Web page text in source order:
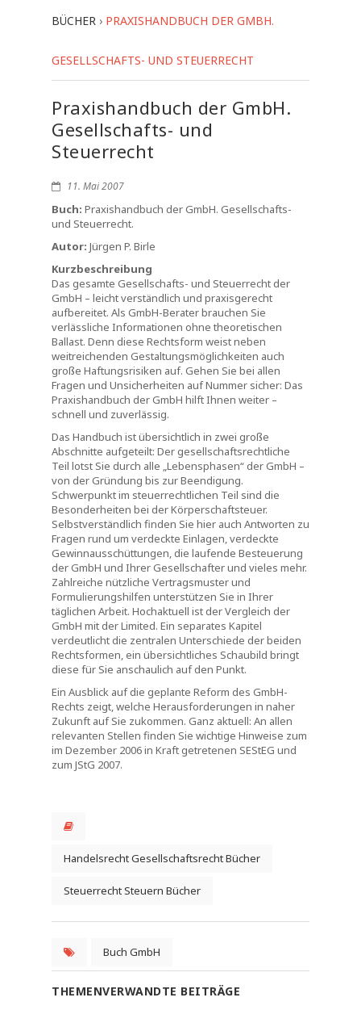
BÜCHER › PRAXISHANDBUCH DER GMBH.
GESELLSCHAFTS- UND STEUERRECHT
Praxishandbuch der GmbH.
Gesellschafts- und
Steuerrecht
11. Mai 2007
Buch: Praxishandbuch der GmbH. Gesellschafts-
und Steuerrecht.
Autor: Jürgen P. Birle
Kurzbeschreibung
Das gesamte Gesellschafts- und Steuerrecht der
GmbH – leicht verständlich und praxisgerecht
aufbereitet. Als GmbH-Berater brauchen Sie
verlässliche Informationen ohne theoretischen
Ballast. Denn diese Rechtsform weist neben
weitreichenden Gestaltungsmöglichkeiten auch
große Haftungsrisiken auf. Gehen Sie bei allen
Fragen und Unsicherheiten auf Nummer sicher: Das
Praxishandbuch der GmbH hilft Ihnen weiter –
schnell und zuverlässig.
Das Handbuch ist übersichtlich in zwei große
Abschnitte aufgeteilt: Der gesellschaftsrechtliche
Teil lotst Sie durch alle „Lebensphasen“ der GmbH –
von der Gründung bis zur Beendigung.
Schwerpunkt im steuerrechtlichen Teil sind die
Besonderheiten bei der Körperschaftsteuer.
Selbstverständlich finden Sie hier auch Antworten zu
Fragen rund um verdeckte Einlagen, verdeckte
Gewinnausschüttungen, die laufende Besteuerung
der GmbH und Ihrer Gesellschafter und vieles mehr.
Zahlreiche nützliche Vertragsmuster und
Formulierungshilfen unterstützen Sie in Ihrer
täglichen Arbeit. Hochaktuell ist der Vergleich der
GmbH mit der Limited. Ein separates Kapitel
verdeutlicht die zentralen Unterschiede der beiden
Rechtsformen, ein übersichtliches Schaubild bringt
diese für Sie anschaulich auf den Punkt.
Ein Ausblick auf die geplante Reform des GmbH-
Rechts zeigt, welche Herausforderungen in naher
Zukunft auf Sie zukommen. Ganz aktuell: An allen
relevanten Stellen finden Sie wichtige Hinweise zum
im Dezember 2006 in Kraft getretenen SEStEG und
zum JStG 2007.
Handelsrecht Gesellschaftsrecht Bücher
Steuerrecht Steuern Bücher
Buch GmbH
THEMENVERWANDTE BEITRÄGE